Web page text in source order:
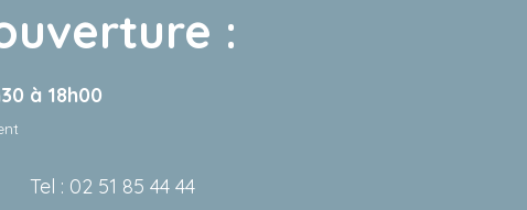
:
à 18h00
Tel : 02 51 85 44 44